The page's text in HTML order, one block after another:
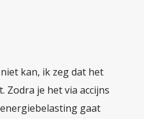
kan, ik zeg dat het
Zodra je het via accijns
gaat